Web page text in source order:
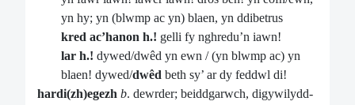
yn hy; yn (blwmp ac yn) blaen, yn ddibetrus
kred ac’hanon h.! gelli fy nghredu’n iawn!
lar h.! dywed/dwêd yn ewn / (yn blwmp ac) yn
blaen! dywed/dwêd beth sy’ ar dy feddwl di!
hardi(zh)egezh b. dewrder; beiddgarwch, digywilydd-